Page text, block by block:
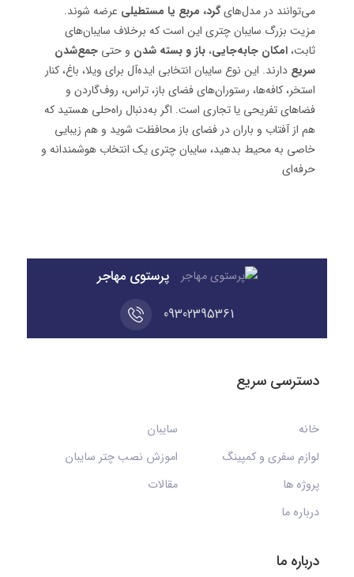
می‌توانند در مدل‌هایگرد، مربع یا مستطیلی عرضه شوند.
مزیت بزرگ سایبان چتری این است که برخلاف سایبان‌های
ثابت،امکان جابه‌جایی،باز و بسته شدن و حتی جمع‌شدن
سریع دارند. این نوع سایبان انتخابی ایده‌آل برای ویلا، باغ، کنار
استخر، کافه‌ها، رستوران‌های فضای باز، تراس، روف‌گاردن و
فضاهای تفریحی یا تجاری است. اگر به‌دنبال راه‌حلی هستید که
هم از آفتاب و باران در فضای باز محافظت شوید و هم زیبایی
خاصی به محیط بدهید، سایبان چتری یک انتخاب هوشمندانه و
حرفه‌ای
پرستوی مهاجر
09302395361
دسترسی سریع
خانه
سایبان
لوازم سفری و کمپینگ
اموزش نصب چتر سایبان
پروژه ها
مقالات
درباره ما
درباره ما